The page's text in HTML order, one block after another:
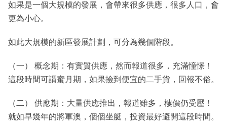
如果是一個大規模的發展，會帶來很多供應，很多人口，會
更為小心。
如此大規模的新區發展計劃，可分為幾個階段。
（一） 概念期：有實質供應，然而報道很多，充滿憧憬！
這段時間可謂蜜月期，如果撿到便宜的二手貨，回報不俗。
（二） 供應期：大量供應推出，報道雖多，樓價仍受壓！
就如早幾年的將軍澳，個個坐艇，投資最好避開這段時間。